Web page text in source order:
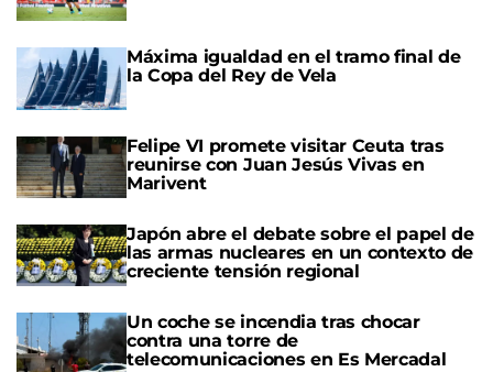
Máxima igualdad en el tramo final de
la Copa del Rey de Vela
Felipe VI promete visitar Ceuta tras
reunirse con Juan Jesús Vivas en
Marivent
Japón abre el debate sobre el papel de
las armas nucleares en un contexto de
creciente tensión regional
Un coche se incendia tras chocar
contra una torre de
telecomunicaciones en Es Mercadal